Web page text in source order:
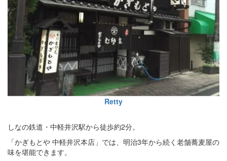
Retty
しなの鉄道・中軽井沢駅から徒歩約2分。
「かぎもとや 中軽井沢本店」では、明治3年から続く老舗蕎麦屋の
味を堪能できます。